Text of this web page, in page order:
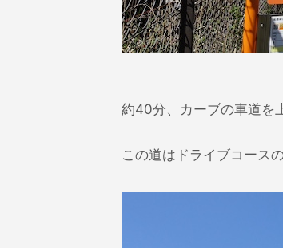
約40分、カーブの車道を
この道はドライブコース